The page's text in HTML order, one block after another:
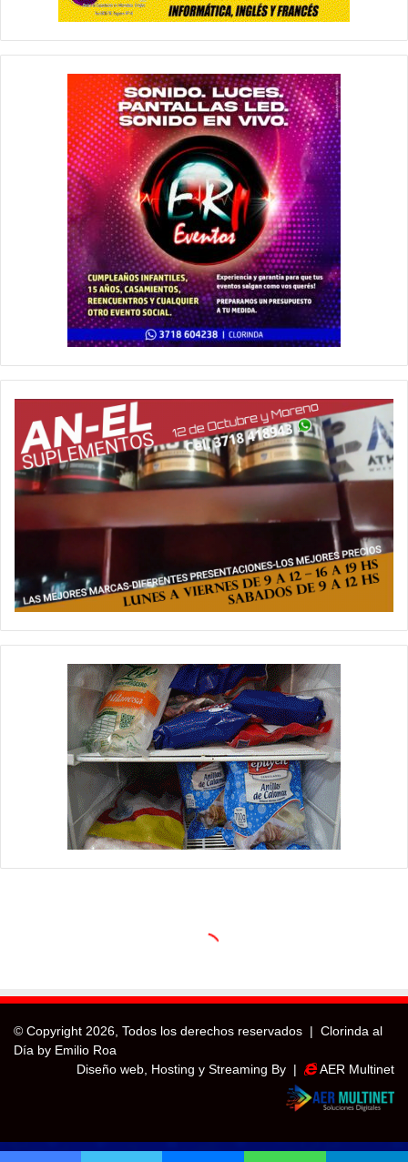
© Copyright 2026, Todos los derechos reservados | Clorinda al
Día by Emilio Roa
Diseño web, Hosting y Streaming By |
AER Multinet